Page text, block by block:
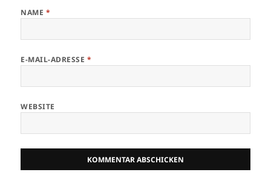
NAME *
E-MAIL-ADRESSE *
WEBSITE